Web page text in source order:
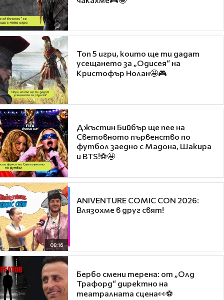
Топ 5 игри, които ще ти дадат
усещането за „Одисея“ на
Кристофър Нолан🤩🎮
Джъстин Бийбър ще пее на
Световното първенство по
футбол заедно с Мадона, Шакира
и BTS!⚽🤩
08:16
ANIVENTURE COMIC CON 2026:
Влязохме в друг свят!
Бербо смени терена: от „Олд
Трафорд“ директно на
театралната сцена👀⚽